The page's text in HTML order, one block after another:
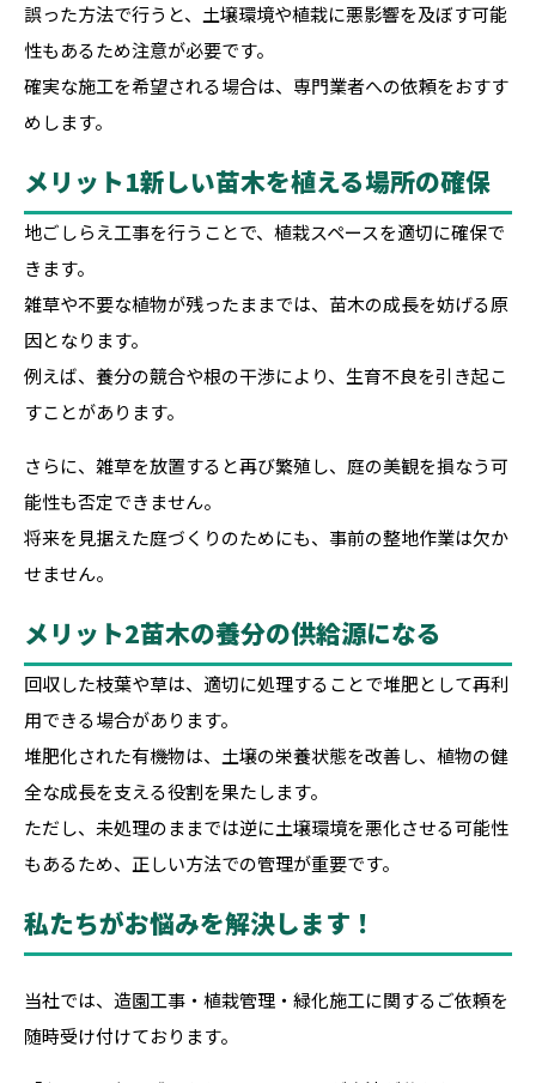
誤った方法で行うと、土壌環境や植栽に悪影響を及ぼす可能
性もあるため注意が必要です。
確実な施工を希望される場合は、専門業者への依頼をおすす
めします。
メリット1新しい苗木を植える場所の確保
地ごしらえ工事を行うことで、植栽スペースを適切に確保で
きます。
雑草や不要な植物が残ったままでは、苗木の成長を妨げる原
因となります。
例えば、養分の競合や根の干渉により、生育不良を引き起こ
すことがあります。
さらに、雑草を放置すると再び繁殖し、庭の美観を損なう可
能性も否定できません。
将来を見据えた庭づくりのためにも、事前の整地作業は欠か
せません。
メリット2苗木の養分の供給源になる
回収した枝葉や草は、適切に処理することで堆肥として再利
用できる場合があります。
堆肥化された有機物は、土壌の栄養状態を改善し、植物の健
全な成長を支える役割を果たします。
ただし、未処理のままでは逆に土壌環境を悪化させる可能性
もあるため、正しい方法での管理が重要です。
私たちがお悩みを解決します！
当社では、造園工事・植栽管理・緑化施工に関するご依頼を
随時受け付けております。